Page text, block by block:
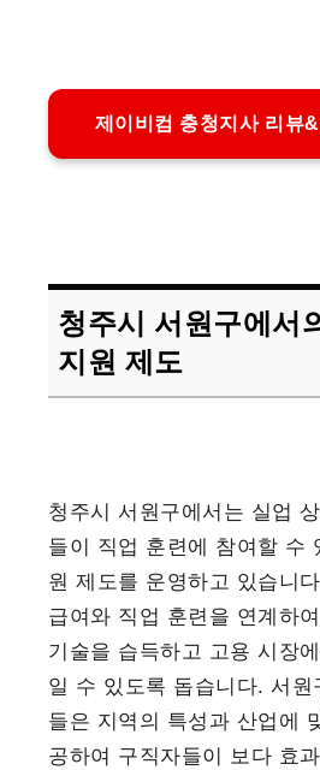
제이비컴 충청지사 리뷰
청주시 서원구에서
지원 제도
청주시 서원구에서는 실업
들이 직업 훈련에 참여할 수
원 제도를 운영하고 있습니
급여와 직업 훈련을 연계하
기술을 습득하고 고용 시장
일 수 있도록 돕습니다. 서
들은 지역의 특성과 산업에
공하여 구직자들이 보다 효